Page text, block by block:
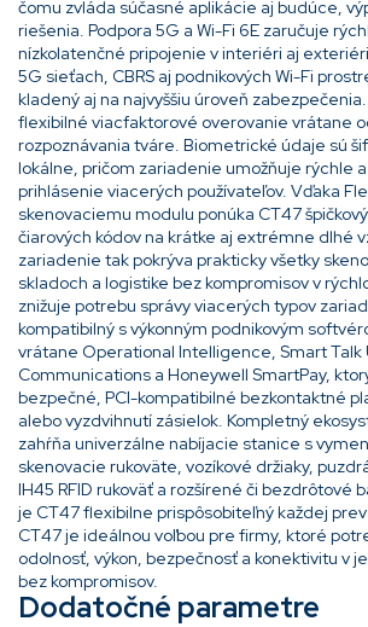
čomu zvláda súčasné aplikácie aj budúce,
riešenia. Podpora 5G a Wi-Fi 6E zaručuje
nízkolatenčné pripojenie v interiéri aj
5G sieťach, CBRS aj podnikových Wi-Fi
kladený aj na najvyššiu úroveň
flexibilné viacfaktorové overovanie vrátane
rozpoznávania tváre. Biometrické údaje sú
lokálne, pričom zariadenie umožňuje rýchle
prihlásenie viacerých používateľov. Vďaka
skenovaciemu modulu ponúka CT47
čiarových kódov na krátke aj extrémne dlhé
zariadenie tak pokrýva prakticky všetky
skladoch a logistike bez kompromisov v
znižuje potrebu správy viacerých typov
kompatibilný s výkonným podnikovým
vrátane Operational Intelligence, Smart Talk
Communications a Honeywell SmartPay,
bezpečné, PCI-kompatibilné bezkontaktné
alebo vyzdvihnutí zásielok. Kompletný
zahŕňa univerzálne nabíjacie stanice s
skenovacie rukoväte, vozíkové držiaky,
IH45 RFID rukoväť a rozšírené či bezdrôtové
je CT47 flexibilne prispôsobiteľný každej
CT47 je ideálnou voľbou pre firmy, ktoré
odolnosť, výkon, bezpečnosť a konektivitu v
bez kompromisov.
Dodatočné parametre